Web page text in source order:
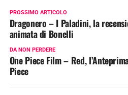
PROSSIMO ARTICOLO
Dragonero – I Paladini, la
animata di Bonelli
DA NON PERDERE
One Piece Film – Red,
Piece